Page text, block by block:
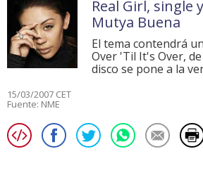
Real Girl, single
Mutya Buena
El tema contendrá
Over 'Til It's Over,
disco se pone a la
15/03/2007 CET
Fuente: NME